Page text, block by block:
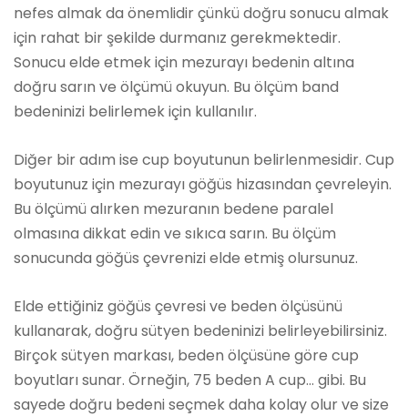
nefes almak da önemlidir çünkü doğru sonucu almak
için rahat bir şekilde durmanız gerekmektedir.
Sonucu elde etmek için mezurayı bedenin altına
doğru sarın ve ölçümü okuyun. Bu ölçüm band
bedeninizi belirlemek için kullanılır.
Diğer bir adım ise cup boyutunun belirlenmesidir. Cup
boyutunuz için mezurayı göğüs hizasından çevreleyin.
Bu ölçümü alırken mezuranın bedene paralel
olmasına dikkat edin ve sıkıca sarın. Bu ölçüm
sonucunda göğüs çevrenizi elde etmiş olursunuz.
Elde ettiğiniz göğüs çevresi ve beden ölçüsünü
kullanarak, doğru sütyen bedeninizi belirleyebilirsiniz.
Birçok sütyen markası, beden ölçüsüne göre cup
boyutları sunar. Örneğin, 75 beden A cup... gibi. Bu
sayede doğru bedeni seçmek daha kolay olur ve size